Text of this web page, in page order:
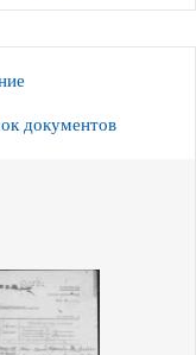
документов